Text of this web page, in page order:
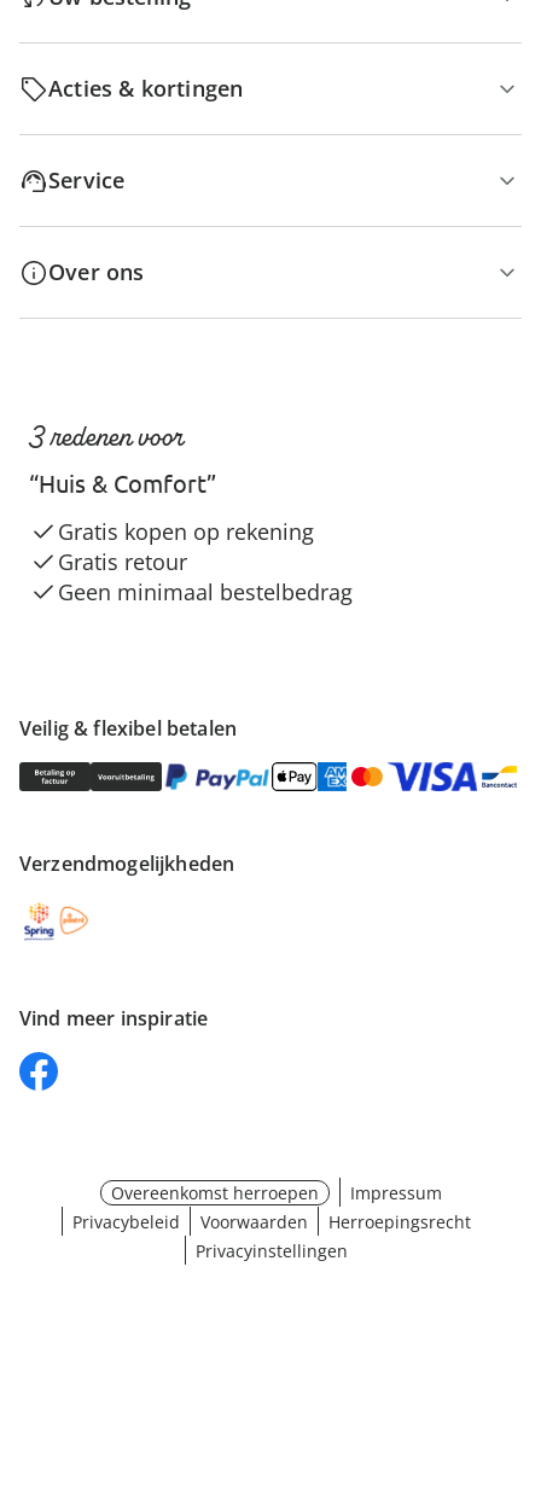
Acties & kortingen
Service
Over ons
Veilig & flexibel betalen
Verzendmogelijkheden
Vind meer inspiratie
3 redenen voor
“Huis & Comfort”
Gratis kopen op rekening
Gratis retour
Geen minimaal bestelbedrag
Overeenkomst herroepen
Impressum
Privacybeleid
Voorwaarden
Herroepingsrecht
Privacyinstellingen